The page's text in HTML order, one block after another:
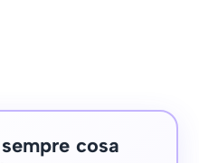
cosa